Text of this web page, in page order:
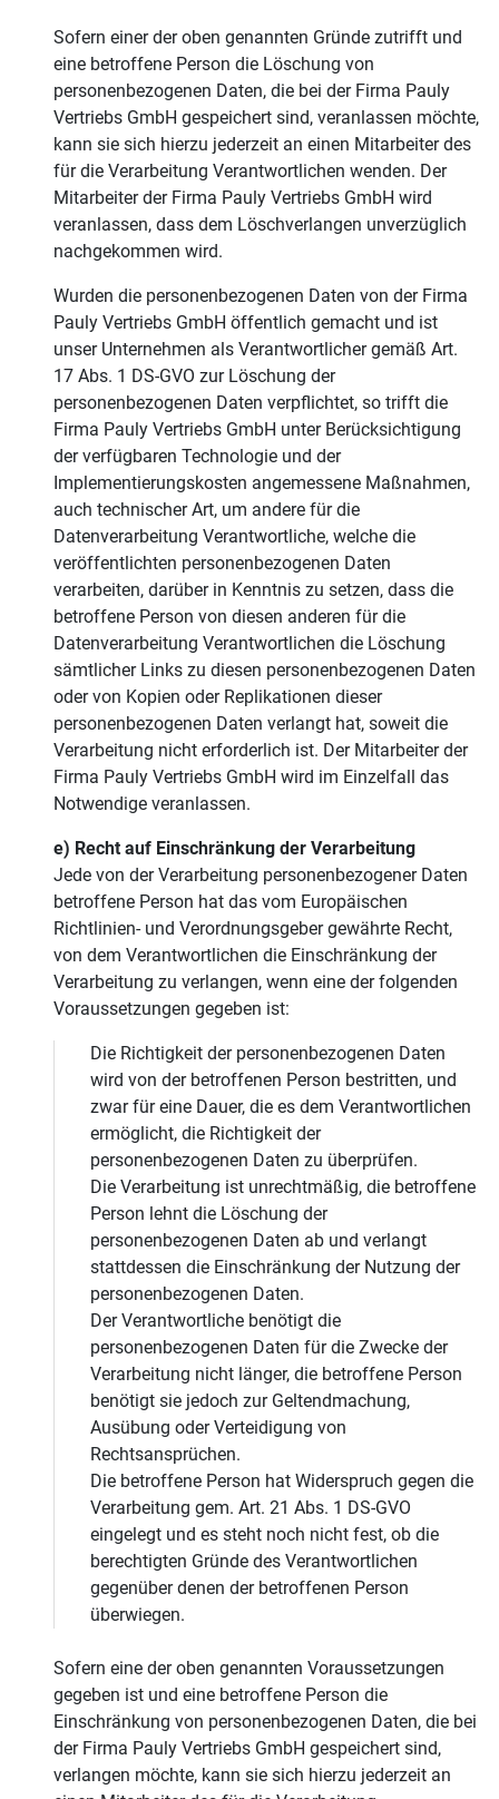
Sofern einer der oben genannten Gründe zutrifft und
eine betroffene Person die Löschung von
personenbezogenen Daten, die bei der Firma Pauly
Vertriebs GmbH gespeichert sind, veranlassen möchte,
kann sie sich hierzu jederzeit an einen Mitarbeiter des
für die Verarbeitung Verantwortlichen wenden. Der
Mitarbeiter der Firma Pauly Vertriebs GmbH wird
veranlassen, dass dem Löschverlangen unverzüglich
nachgekommen wird.
Wurden die personenbezogenen Daten von der Firma
Pauly Vertriebs GmbH öffentlich gemacht und ist
unser Unternehmen als Verantwortlicher gemäß Art.
17 Abs. 1 DS-GVO zur Löschung der
personenbezogenen Daten verpflichtet, so trifft die
Firma Pauly Vertriebs GmbH unter Berücksichtigung
der verfügbaren Technologie und der
Implementierungskosten angemessene Maßnahmen,
auch technischer Art, um andere für die
Datenverarbeitung Verantwortliche, welche die
veröffentlichten personenbezogenen Daten
verarbeiten, darüber in Kenntnis zu setzen, dass die
betroffene Person von diesen anderen für die
Datenverarbeitung Verantwortlichen die Löschung
sämtlicher Links zu diesen personenbezogenen Daten
oder von Kopien oder Replikationen dieser
personenbezogenen Daten verlangt hat, soweit die
Verarbeitung nicht erforderlich ist. Der Mitarbeiter der
Firma Pauly Vertriebs GmbH wird im Einzelfall das
Notwendige veranlassen.
e) Recht auf Einschränkung der Verarbeitung
Jede von der Verarbeitung personenbezogener Daten
betroffene Person hat das vom Europäischen
Richtlinien- und Verordnungsgeber gewährte Recht,
von dem Verantwortlichen die Einschränkung der
Verarbeitung zu verlangen, wenn eine der folgenden
Voraussetzungen gegeben ist:
Die Richtigkeit der personenbezogenen Daten
wird von der betroffenen Person bestritten, und
zwar für eine Dauer, die es dem Verantwortlichen
ermöglicht, die Richtigkeit der
personenbezogenen Daten zu überprüfen.
Die Verarbeitung ist unrechtmäßig, die betroffene
Person lehnt die Löschung der
personenbezogenen Daten ab und verlangt
stattdessen die Einschränkung der Nutzung der
personenbezogenen Daten.
Der Verantwortliche benötigt die
personenbezogenen Daten für die Zwecke der
Verarbeitung nicht länger, die betroffene Person
benötigt sie jedoch zur Geltendmachung,
Ausübung oder Verteidigung von
Rechtsansprüchen.
Die betroffene Person hat Widerspruch gegen die
Verarbeitung gem. Art. 21 Abs. 1 DS-GVO
eingelegt und es steht noch nicht fest, ob die
berechtigten Gründe des Verantwortlichen
gegenüber denen der betroffenen Person
überwiegen.
Sofern eine der oben genannten Voraussetzungen
gegeben ist und eine betroffene Person die
Einschränkung von personenbezogenen Daten, die bei
der Firma Pauly Vertriebs GmbH gespeichert sind,
verlangen möchte, kann sie sich hierzu jederzeit an